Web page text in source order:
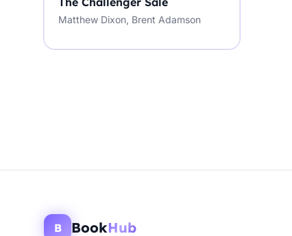
Matthew Dixon, Brent Adamson
B BookHub